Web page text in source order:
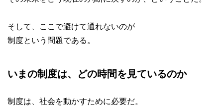
そして、ここで避けて通れないのが
制度という問題である。
いまの制度は、どの時間を見ているのか
制度は、社会を動かすために必要だ。